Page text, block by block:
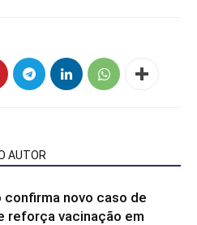
AUTOR
confirma novo caso de
reforça vacinação em